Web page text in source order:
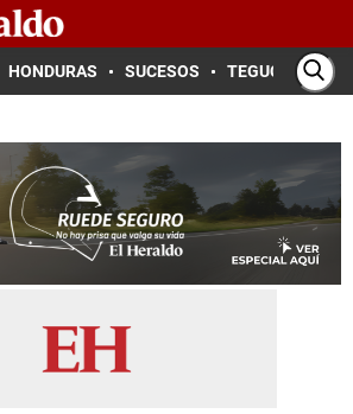
HONDURAS SUCESOS TEGUCIGALPA